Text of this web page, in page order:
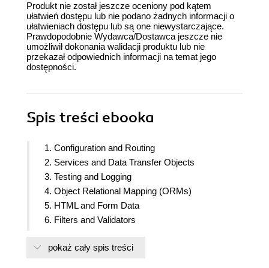
Produkt nie został jeszcze oceniony pod kątem
ułatwień dostępu lub nie podano żadnych informacji o
ułatwieniach dostępu lub są one niewystarczające.
Prawdopodobnie Wydawca/Dostawca jeszcze nie
umożliwił dokonania walidacji produktu lub nie
przekazał odpowiednich informacji na temat jego
dostępności.
Spis treści ebooka
1. Configuration and Routing
2. Services and Data Transfer Objects
3. Testing and Logging
4. Object Relational Mapping (ORMs)
5. HTML and Form Data
6. Filters and Validators
8. Working with Redis
pokaż cały spis treści